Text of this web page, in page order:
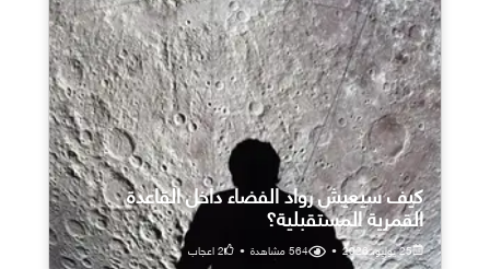
كيف سيعيش رواد الفضاء داخل القاعدة
القمرية المستقبلية؟
25 يوليو، 2026 •
564مشاهدة •
2اعجاب